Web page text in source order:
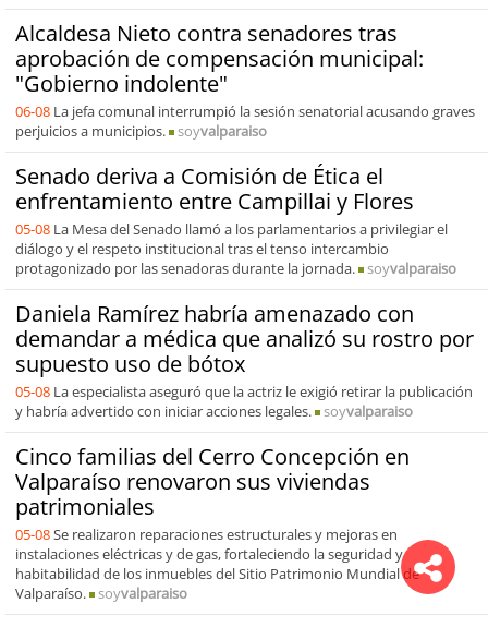
Alcaldesa Nieto contra senadores tras
aprobación de compensación municipal:
"Gobierno indolente"
06-08 La jefa comunal interrumpió la sesión senatorial acusando graves
perjuicios a municipios.
soyvalparaiso
Senado deriva a Comisión de Ética el
enfrentamiento entre Campillai y Flores
05-08 La Mesa del Senado llamó a los parlamentarios a privilegiar el
diálogo y el respeto institucional tras el tenso intercambio
protagonizado por las senadoras durante la jornada.
soyvalparaiso
Daniela Ramírez habría amenazado con
demandar a médica que analizó su rostro por
supuesto uso de bótox
05-08 La especialista aseguró que la actriz le exigió retirar la publicación
y habría advertido con iniciar acciones legales.
soyvalparaiso
Cinco familias del Cerro Concepción en
Valparaíso renovaron sus viviendas
patrimoniales
05-08Se realizaron reparaciones estructurales y mejoras en
instalaciones eléctricas y de gas, fortaleciendo la seguridad y
habitabilidad de los inmuebles del Sitio Patrimonio Mundial de
Valparaíso.
soyvalparaiso